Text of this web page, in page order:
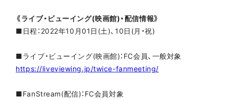
《ライブ・ビューイング(映画館)・配信情報》
■日程：2022年10月01日(土)、10日(月・祝)
■ライブ・ビューイング(映画館)：FC会員、一般対象
https://liveviewing.jp/twice-fanmeeting/
■FanStream(配信)：FC会員対象